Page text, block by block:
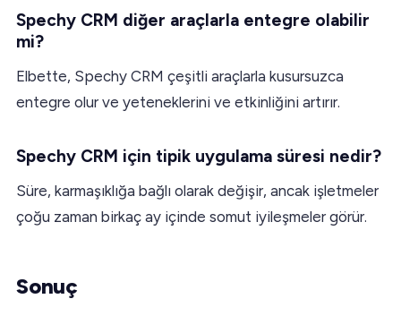
Spechy CRM diğer araçlarla entegre olabilir
mi?
Elbette, Spechy CRM çeşitli araçlarla kusursuzca
entegre olur ve yeteneklerini ve etkinliğini artırır.
Spechy CRM için tipik uygulama süresi nedir?
Süre, karmaşıklığa bağlı olarak değişir, ancak işletmeler
çoğu zaman birkaç ay içinde somut iyileşmeler görür.
Sonuç